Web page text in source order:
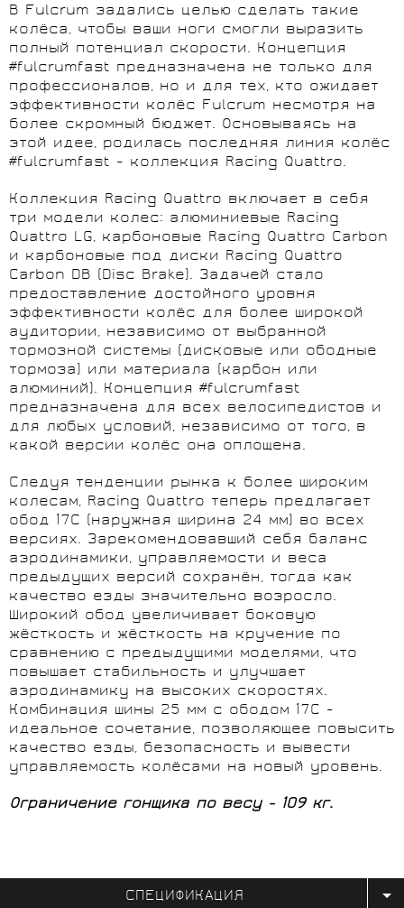
В Fulcrum задались целью сделать такие
колёса, чтобы ваши ноги смогли выразить
полный потенциал скорости. Концепция
#fulcrumfast предназначена не только для
профессионалов, но и для тех, кто ожидает
эффективности колёс Fulcrum несмотря на
более скромный бюджет. Основываясь на
этой идее, родилась последняя линия колёс
#fulcrumfast - коллекция Racing Quattro.
Коллекция Racing Quattro включает в себя
три модели колес: алюминиевые Racing
Quattro LG, карбоновые Racing Quattro Carbon
и карбоновые под диски Racing Quattro
Carbon DB (Disc Brake). Задачей стало
предоставление достойного уровня
эффективности колёс для более широкой
аудитории, независимо от выбранной
тормозной системы (дисковые или ободные
тормоза) или материала (карбон или
алюминий). Концепция #fulcrumfast
предназначена для всех велосипедистов и
для любых условий, независимо от того, в
какой версии колёс она оплощена.
Следуя тенденции рынка к более широким
колесам, Racing Quattro теперь предлагает
обод 17C (наружная ширина 24 мм) во всех
версиях. Зарекомендовавший себя баланс
аэродинамики, управляемости и веса
предыдущих версий сохранён, тогда как
качество езды значительно возросло.
Широкий обод увеличивает боковую
жёсткость и жёсткость на кручение по
сравнению с предыдущими моделями, что
повышает стабильность и улучшает
аэродинамику на высоких скоростях.
Комбинация шины 25 мм с ободом 17C -
идеальное сочетание, позволяющее повысить
качество езды, безопасность и вывести
управляемость колёсами на новый уровень.
Ограничение гонщика по весу - 109 кг.
СПЕЦИФИКАЦИЯ